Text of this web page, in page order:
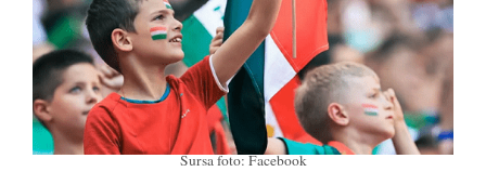
Sursa foto: Facebook